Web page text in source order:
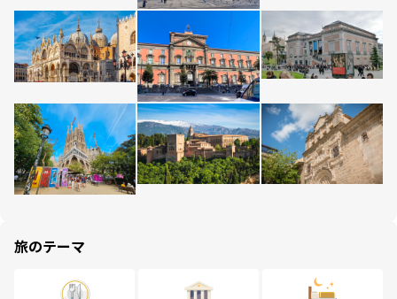
旅のテーマ